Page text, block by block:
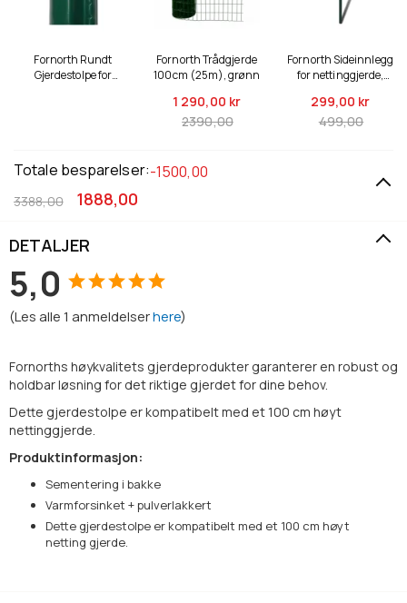
Fornorth Rundt
Gjerdestolpe for
Fornorth Trådgjerde
100cm (25m), grønn
1 290,00 kr
2390,00
Fornorth Sideinnlegg
for nettinggjerde,
299,00 kr
499,00
Totale besparelser:-1500,00
1888,00
3388,00
DETALJER
5,0
(Les alle1 anmeldelserhere)
Fornorths høykvalitets gjerdeprodukter garanterer en robust og
holdbar løsning for det riktige gjerdet for dine behov.
Dette gjerdestolpe er kompatibelt med et 100 cm høyt
nettinggjerde.
Produktinformasjon:
Sementering i bakke
Varmforsinket + pulverlakkert
Dette gjerdestolpe er kompatibelt med et 100 cm høyt
netting gjerde.